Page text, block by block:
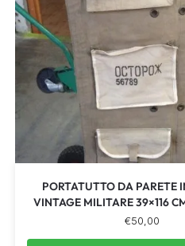
PORTATUTTO DA PARETE
VINTAGE MILITARE 39×116
€50,00